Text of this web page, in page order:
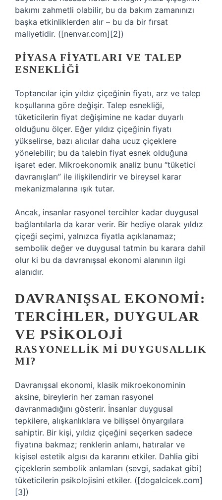
bakımı zahmetli olabilir, bu da bakım zamanınızı
başka etkinliklerden alır – bu da bir fırsat
maliyetidir. ([nenvar.com][2])
PIYASA FIYATLARI VE TALEP
ESNEKLIĞI
Toptancılar için yıldız çiçeğinin fiyatı, arz ve talep
koşullarına göre değişir. Talep esnekliği,
tüketicilerin fiyat değişimine ne kadar duyarlı
olduğunu ölçer. Eğer yıldız çiçeğinin fiyatı
yükselirse, bazı alıcılar daha ucuz çiçeklere
yönelebilir; bu da talebin fiyat esnek olduğuna
işaret eder. Mikroekonomik analiz bunu “tüketici
davranışları” ile ilişkilendirir ve bireysel karar
mekanizmalarına ışık tutar.
Ancak, insanlar rasyonel tercihler kadar duygusal
bağlantılarla da karar verir. Bir hediye olarak yıldız
çiçeği seçimi, yalnızca fiyatla açıklanamaz;
sembolik değer ve duygusal tatmin bu karara dahil
olur ki bu da davranışsal ekonomi alanının ilgi
alanıdır.
DAVRANIŞSAL EKONOMI:
TERCIHLER, DUYGULAR
VE PSIKOLOJI
RASYONELLIK MI DUYGUSALLIK
MI?
Davranışsal ekonomi, klasik mikroekonominin
aksine, bireylerin her zaman rasyonel
davranmadığını gösterir. İnsanlar duygusal
tepkilere, alışkanlıklara ve bilişsel önyargılara
sahiptir. Bir kişi, yıldız çiçeğini seçerken sadece
fiyatına bakmaz; renklerin anlamı, hatıralar ve
kişisel estetik algısı da kararını etkiler. Dahlia gibi
çiçeklerin sembolik anlamları (sevgi, sadakat gibi)
tüketicilerin psikolojisini etkiler. ([dogalcicek.com]
[3])